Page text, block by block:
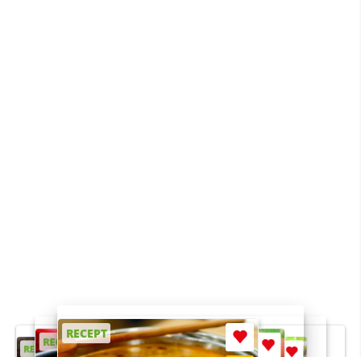
RECEPT
RECEPT
RECEPT
RECEPT
RECEPT